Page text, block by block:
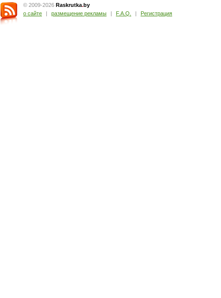
© 2009-2026 Raskrutka.by
о сайте
| размещение рекламы | F.A.Q. | Регистрация